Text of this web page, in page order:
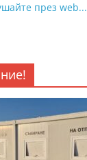
през web...